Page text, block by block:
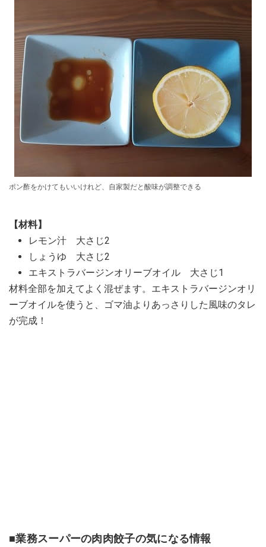
ポン酢をかけてもいいけれど、自家製だと酸味が調整できる
【材料】
レモン汁 大さじ2
しょうゆ 大さじ2
エキストラバージンオリーブオイル 大さじ1
材料全部を加えてよく混ぜます。エキストラバージンオリ
ーブオイルを使うと、ゴマ油よりあっさりした風味のタレ
が完成！
■業務スーパーの肉肉餃子の気になる情報